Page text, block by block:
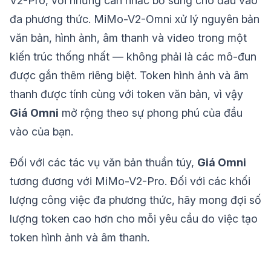
đa phương thức. MiMo-V2-Omni xử lý nguyên bản
văn bản, hình ảnh, âm thanh và video trong một
kiến trúc thống nhất — không phải là các mô-đun
được gắn thêm riêng biệt. Token hình ảnh và âm
thanh được tính cùng với token văn bản, vì vậy
Giá Omni mở rộng theo sự phong phú của đầu
vào của bạn.
Đối với các tác vụ văn bản thuần túy, Giá Omni
tương đương với MiMo-V2-Pro. Đối với các khối
lượng công việc đa phương thức, hãy mong đợi số
lượng token cao hơn cho mỗi yêu cầu do việc tạo
token hình ảnh và âm thanh.